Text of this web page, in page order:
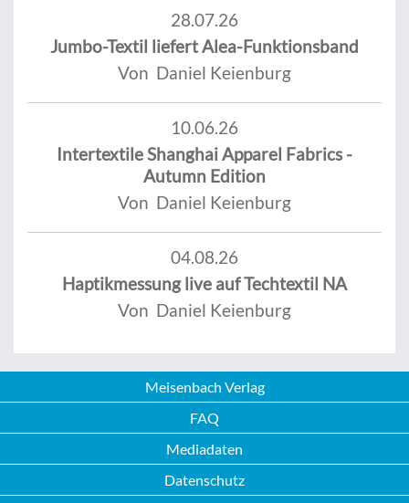
28.07.26
Jumbo-Textil liefert Alea-Funktionsband
Von Daniel Keienburg
10.06.26
Intertextile Shanghai Apparel Fabrics -
Autumn Edition
Von Daniel Keienburg
04.08.26
Haptikmessung live auf Techtextil NA
Von Daniel Keienburg
Meisenbach Verlag
FAQ
Mediadaten
Datenschutz